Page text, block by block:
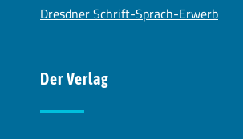
Dresdner Schrift-Sprach-Erwerb
Der Verlag